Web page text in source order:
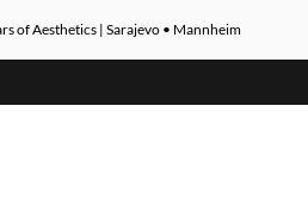
of Aesthetics | Sarajevo • Mannheim